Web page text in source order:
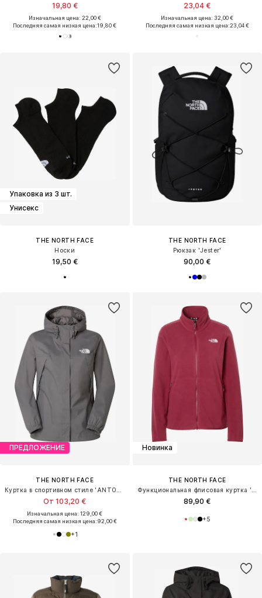
19,80 €
Изначальная цена: 22,00 €
Последняя самая низкая цена:19,80 €
23,04 €
Изначальная цена: 32,00 €
Последняя самая низкая цена:23,04 €
Упаковка из 3 шт.
Унисекс
THE NORTH FACE
Носки
19,50 €
THE NORTH FACE
Рюкзак 'Jester'
90,00 €
ПРЕДЛОЖЕНИЕ
THE NORTH FACE
От 103,20 €
Изначальная цена: 129,00 €
Последняя самая низкая цена:92,00 €
+1
Новинка
THE NORTH FACE
89,90 €
+5